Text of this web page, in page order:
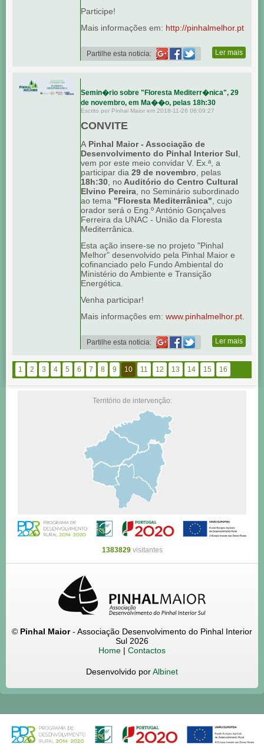
Participe!
Mais informações em: http://pinhalmelhor.pt
Partilhe esta noticia: Ler mais
Semin�rio sobre "Floresta Mediterr�nica", 29
de novembro, em Ma��o, pelas 18h:30
Escrito por Pinhal Maior em 2018-11-26 06:09:27
CONVITE
A Pinhal Maior - Associação de
Desenvolvimento do Pinhal Interior Sul
vem por este meio convidar V. Ex.ª, a
participar dia 29 de novembro , pelas
18h:30 , no Auditório do Centro Cultural
Elvino Pereira , no Seminário subordinado
ao tema "Floresta Mediterrânica" , cujo
orador será o Eng.º António Gonçalves
Ferreira da UNAC - União da Floresta
Mediterrânica.
Esta ação insere-se no projeto "Pinhal
Melhor" desenvolvido pela Pinhal Maior e
cofinanciado pelo Fundo Ambiental do
Ministério do Ambiente e Transição
Energética.
Venha participar!
Mais informações em: www.pinhalmelhor.pt.
Partilhe esta noticia: Ler mais
1 2 3 4 5 6 7 8 9 10 11 12 13 14 15 16
Território de intervenção:
1383829visitantes
© Pinhal Maior- Associação Desenvolvimento do Pinhal Interior
Sul 2026
Home | Contactos
Desenvolvido porAlbinet